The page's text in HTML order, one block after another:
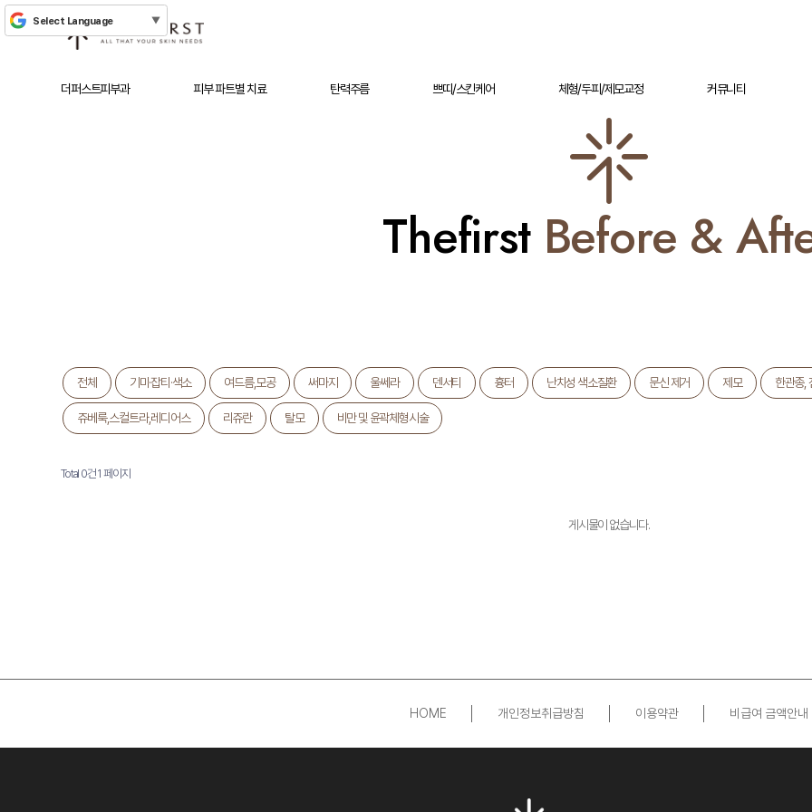
더퍼스트피부과 피부 파트별 치료 탄력주름 쁘띠/스킨케어 체형/두피/제모교정 커뮤니티
Thefirst Before &
전체 기미·잡티·색소 여드름,모공 써마지 울쎄라 덴서티 흉터 난치성 색소질환 문신 제거 제모 한관종,
쥬베룩,스컬트라,레디어스 리쥬란 탈모 비만 및 윤곽체형시술
Total 0건1 페이지
게시물이 없습니다.
HOME 개인정보취급방침 이용약관 비급여 금액안내